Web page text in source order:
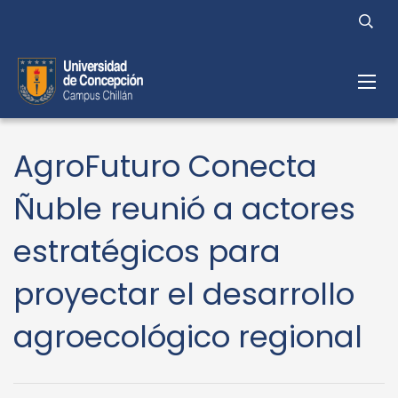
AgroFuturo Conecta
Ñuble reunió a actores
estratégicos para
proyectar el desarrollo
agroecológico regional